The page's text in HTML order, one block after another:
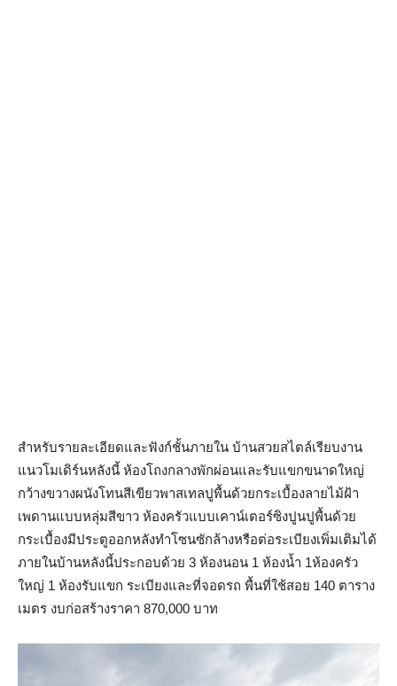
สำหรับรายละเอียดและฟังก์ชั้นภายใน บ้านสวยสไตล์เรียบงาน
แนวโมเดิร์นหลังนี้ ห้องโถงกลางพักผ่อนและรับแขกขนาดใหญ่
กว้างขวางผนังโทนสีเขียวพาสเทลปูพื้นด้วยกระเบื้องลายไม้ฝ้า
เพดานแบบหลุ่มสีขาว ห้องครัวแบบเคาน์เตอร์ซิงปูนปูพื้นด้วย
กระเบื้องมีประตูออกหลังทำโซนซักล้างหรือต่อระเบียงเพิ่มเติมได้
ภายในบ้านหลังนี้ประกอบด้วย 3 ห้องนอน 1 ห้องน้ำ 1ห้องครัว
ใหญ่ 1 ห้องรับแขก ระเบียงและที่จอดรถ พื้นที่ใช้สอย 140 ตาราง
เมตร งบก่อสร้างราคา 870,000 บาท